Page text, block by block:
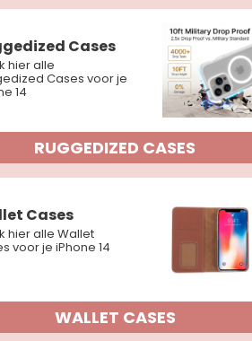
Cases
hier alle
Cases voor je
14
RUGGEDIZED CASES
Cases
hier alle Wallet
voor je iPhone 14
WALLET CASES